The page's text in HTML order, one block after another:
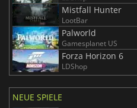
Mistfall Hunter
LootBar
Palworld
Gamesplanet US
Forza Horizon 6
LDShop
NEUE SPIELE